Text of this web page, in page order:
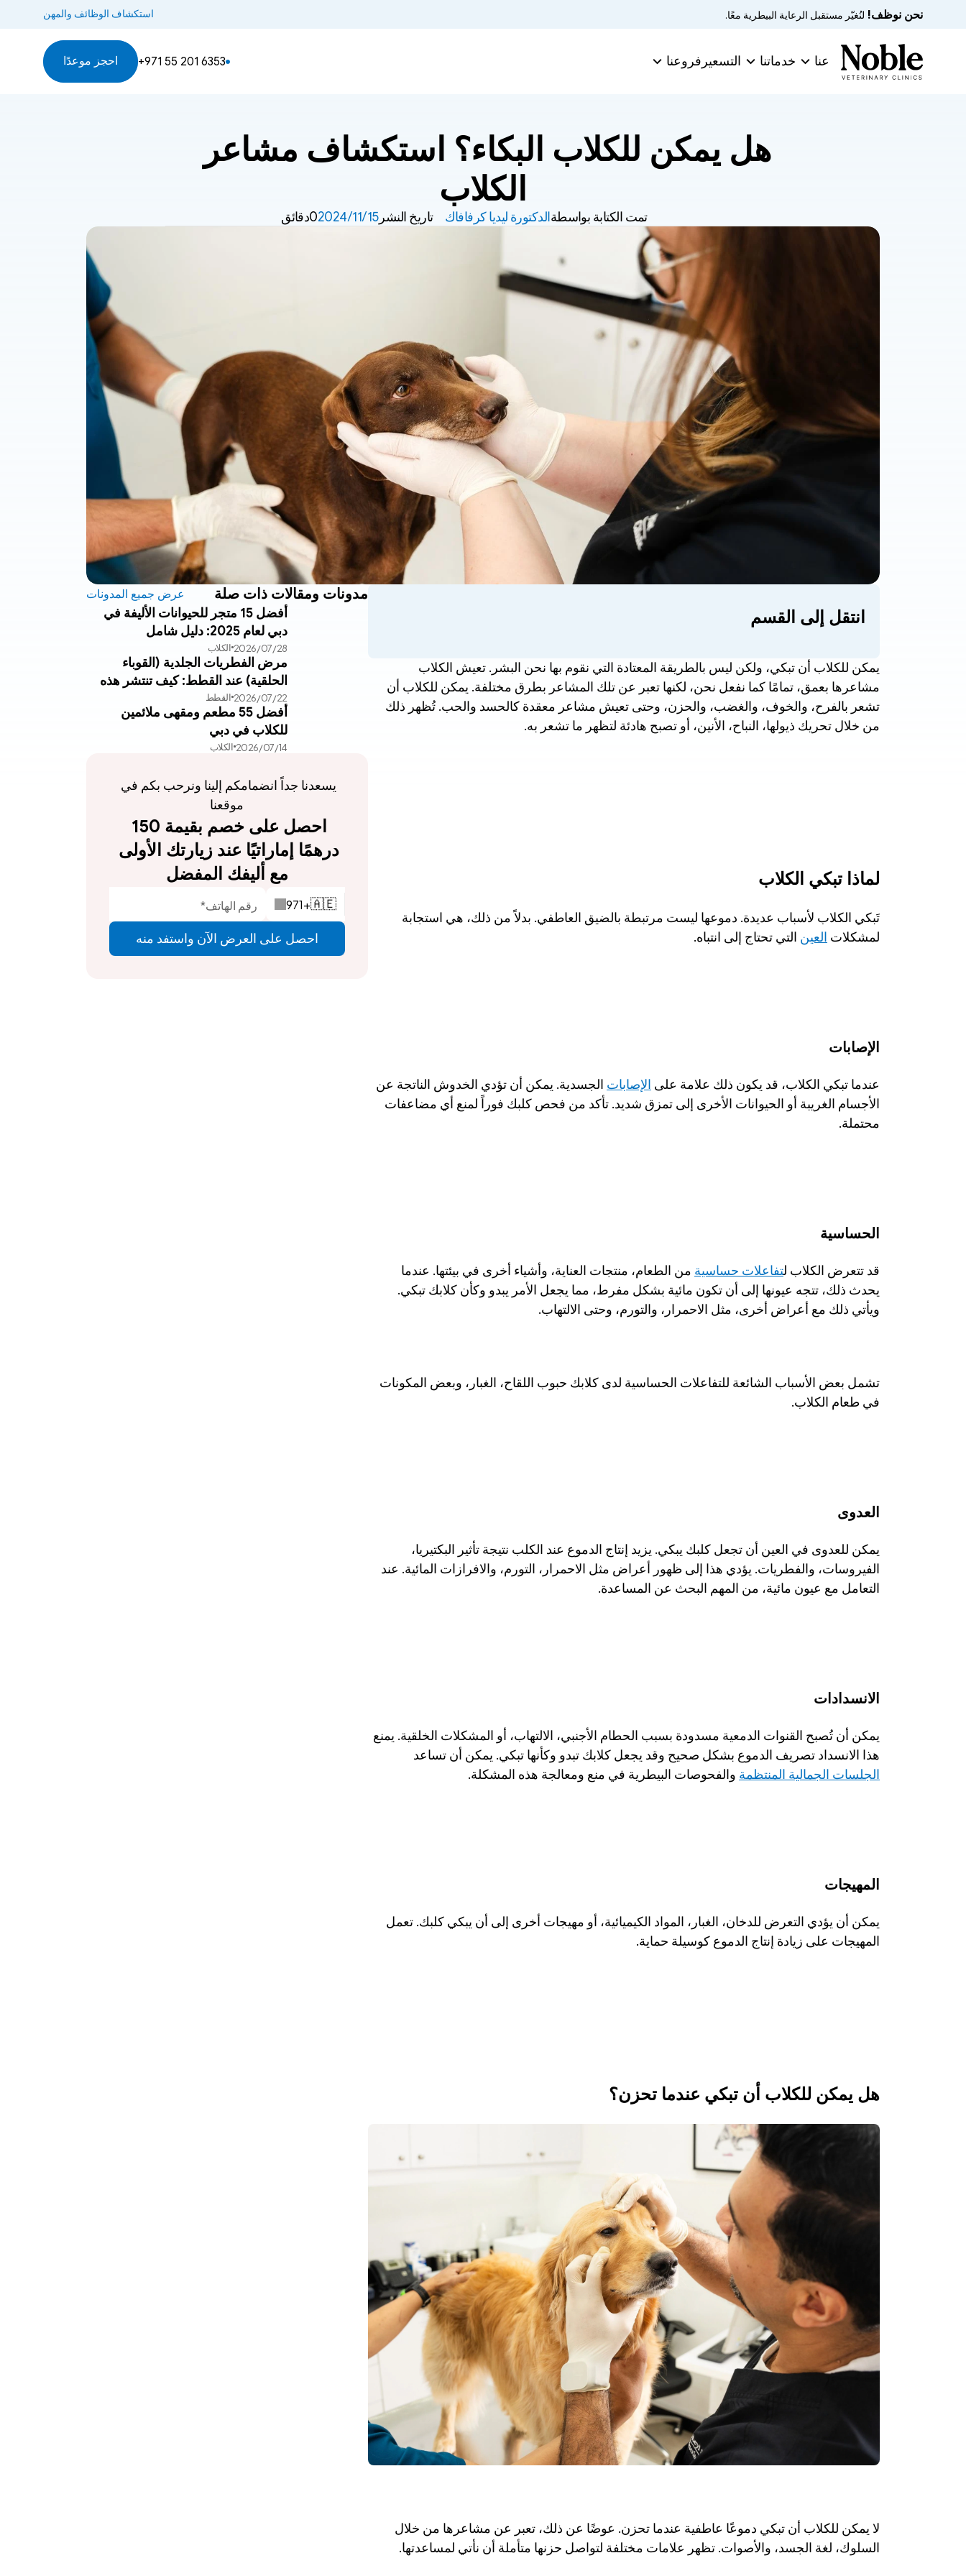
الكلاب
تمت الكتابة بواسطةالدكتورة ليديا كرفافاك تاريخ النشر 15‏/11‏/2024 0دقائق
انتقل إلى القسم
من خلال تحريك ذيولها، النباح، الأنين، أو تصبح هادئة لتظهر ما تشعر به.
لماذا تبكي الكلاب
لمشكلات العين التي تحتاج إلى انتباه.
الإصابات
عندما تبكي الكلاب، قد يكون ذلك علامة على الإصابات
محتملة.
الحساسية
قد تتعرض الكلاب لتفاعلات حساسية
ويأتي ذلك مع أعراض أخرى، مثل الاحمرار، والتورم، وحتى الالتهاب.
في طعام الكلاب.
العدوى
التعامل مع عيون مائية، من المهم البحث عن المساعدة.
الانسدادات
هذا الانسداد تصريف الدموع بشكل صحيح وقد يجعل كلابك تبدو وكأنها تبكي. يمكن أن تساعد
الجلسات الجمالية المنتظمة والفحوصات البيطرية في منع ومعالجة هذه المشكلة.
المهيجات
المهيجات على زيادة إنتاج الدموع كوسيلة حماية.
هل يمكن للكلاب أن تبكي عندما تحزن؟
السلوك، لغة الجسد، والأصوات. تظهر علامات مختلفة لتواصل حزنها متأملة أن نأتي لمساعدتها.
مدونات ومقالات ذات صلة عرض جميع المدونات
أفضل 15 متجر للحيوانات الأليفة في
دبي لعام 2025: دليل شامل
28‏/07‏/2026
الكلاب
مرض الفطريات الجلدية (القوباء
الحلقية) عند القطط: كيف تنتشر هذه
العدوى وطرق علاجها الفعالة
22‏/07‏/2026
القطط
أفضل 55 مطعم ومقهى ملائمين
للكلاب في دبي
14‏/07‏/2026
الكلاب
موقعنا
مع أليفك المفضل
🇦🇪
+
971
احصل على العرض الآن واستفد منه
نحن نوظف! لنُغيّر مستقبل الرعاية البيطرية معًا. استكشاف الوظائف والمهن
عنا خدماتنا التسعير فروعنا +971 55 201 6353 احجز موعدًا